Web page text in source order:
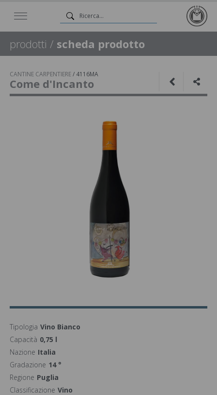
prodotti / scheda prodotto
CANTINE CARPENTIERE/ 4116MA
Come d'Incanto
Tipologia Vino Bianco
Capacità 0,75 l
Nazione Italia
Gradazione 14 °
Regione Puglia
Classificazione Vino